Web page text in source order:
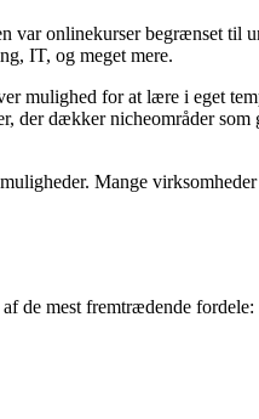
var onlinekurser begrænset til
IT, og meget mere.
mulighed for at lære i eget
der dækker nicheområder
Mange
de mest fremtrædende fordele: